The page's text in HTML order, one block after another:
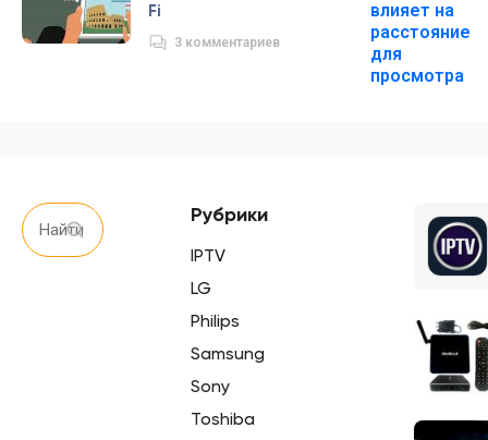
Fi
3 комментариев
Рубрики
IPTV
LG
Philips
Samsung
Sony
Toshiba